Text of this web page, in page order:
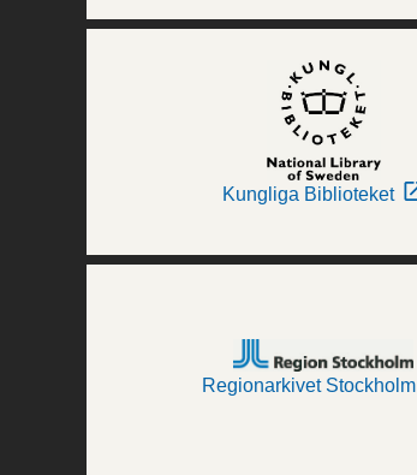
Kungliga Biblioteket
Regionarkivet Stockholm